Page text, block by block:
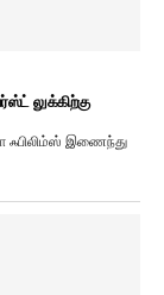
லுக்கிற்கு
ஃபிலிம்ஸ் இணைந்து